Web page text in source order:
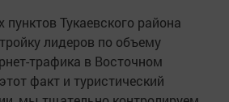
Тукаевского района
лидеров по объему
трафика в Восточном
факт и туристический